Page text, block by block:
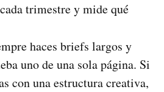
trimestre y mide qué
haces briefs largos y
uno de una sola página. Si
con una estructura creativa,